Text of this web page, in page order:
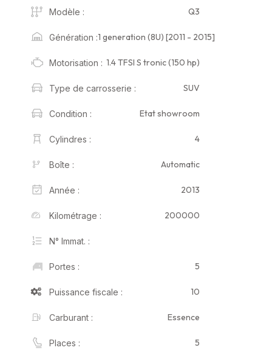
Modèle : Q3
Génération :1 generation (8U) [2011 - 2015]
Motorisation : 1.4 TFSI S tronic (150 hp)
Type de carrosserie : SUV
Condition : Etat showroom
Cylindres : 4
Boîte : Automatic
Année : 2013
Kilométrage : 200000
N° Immat. :
Portes : 5
Puissance fiscale : 10
Carburant : Essence
Places : 5